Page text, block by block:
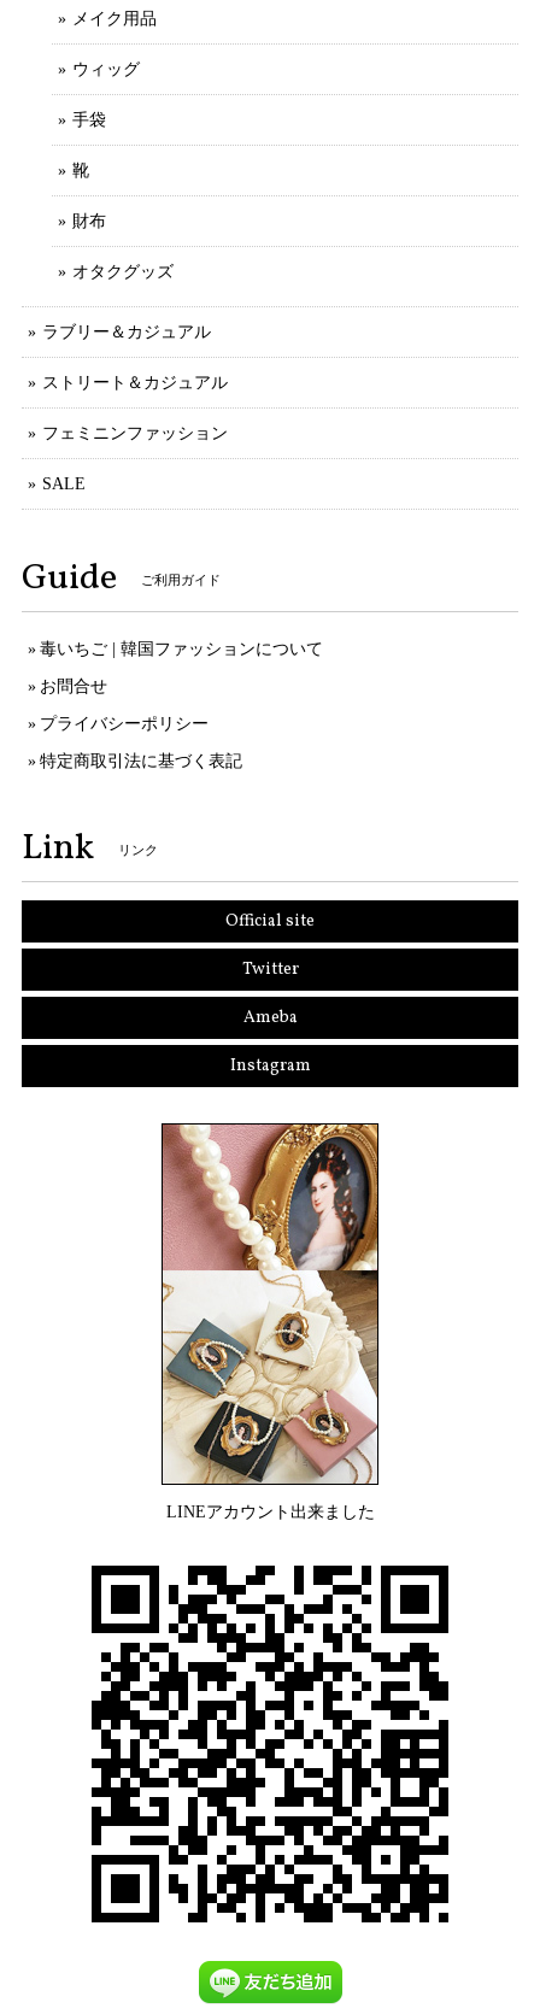
メイク用品
ウィッグ
手袋
靴
財布
オタクグッズ
ラブリー＆カジュアル
ストリート＆カジュアル
フェミニンファッション
SALE
Guide ご利用ガイド
毒いちご | 韓国ファッションについて
お問合せ
プライバシーポリシー
特定商取引法に基づく表記
Link リンク
Official site
Twitter
Ameba
Instagram
LINEアカウント出来ました